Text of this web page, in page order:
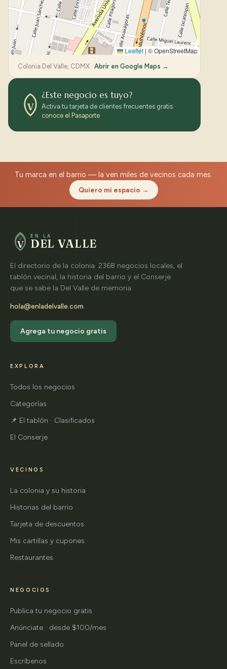
Leaflet | © OpenStreetMap
Colonia Del Valle, CDMX · Abrir en Google Maps →
V
¿Este negocio es tuyo?
Activa tu tarjeta de clientes frecuentes gratis ·
conoce el Pasaporte
Tu marca en el barrio — la ven miles de vecinos cada mes.
Quiero mi espacio →
V
EN LA
DEL VALLE
El directorio de la colonia. 2368 negocios locales, el
tablón vecinal, la historia del barrio y el Conserje
que se sabe la Del Valle de memoria.
hola@enladelvalle.com
Agrega tu negocio gratis
EXPLORA
Todos los negocios
Categorías
📌 El tablón · Clasificados
El Conserje
VECINOS
La colonia y su historia
Historias del barrio
Tarjeta de descuentos
Mis cartillas y cupones
Restaurantes
NEGOCIOS
Publica tu negocio gratis
Anúnciate · desde $100/mes
Panel de sellado
Escríbenos